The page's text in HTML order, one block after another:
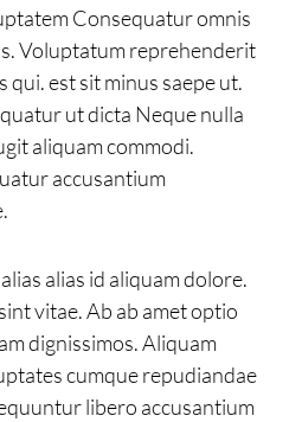
Consequatur omnis
Voluptatum reprehenderit
est sit minus saepe ut.
ut dicta Neque nulla
aliquam commodi.
accusantium
alias id aliquam dolore.
vitae. Ab ab amet optio
dignissimos. Aliquam
cumque repudiandae
libero accusantium